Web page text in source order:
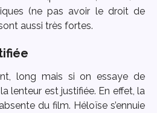
(ne pas avoir le droit de
aussi très fortes.
long mais si on essaye de
lenteur est justifiée. En effet, la
du film. Héloïse s’ennuie